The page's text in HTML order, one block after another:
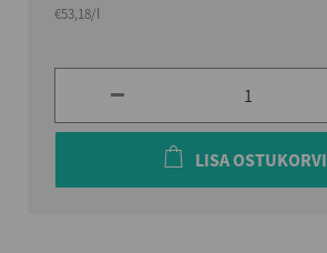
€53,18/l
LISA OSTUKORVI